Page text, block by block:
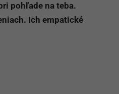
pohľade na teba.
Ich empatické